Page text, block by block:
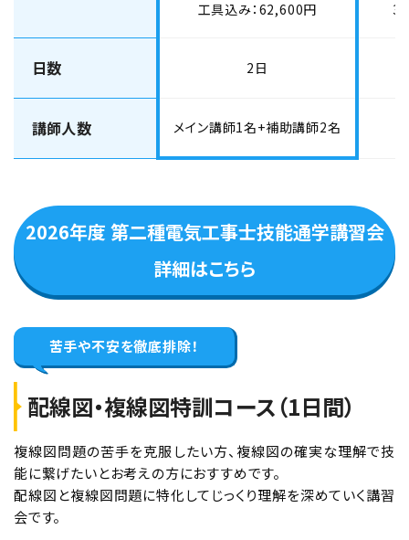
学科コース（2日間）
名古屋元気でんき校【下期】第二種電気工事士
空席あり
学科コース（2日間）
大阪会場【下期】第二種電気工事士学科試験
（CBT・筆記）対策 10月1日・2日開催
空席あり
北海道札幌校 学科コース（2日間）
工具込み：62,600円
日数 2日
講師人数 メイン講師1名+補助講師2名
2026年度 第二種電気工事士技能通学講習会
詳細はこちら
苦手や不安を徹底排除！
配線図・複線図特訓コース（1日間）
複線図問題の苦手を克服したい方、複線図の確実な理解で技
能に繋げたいとお考えの方におすすめです。
配線図と複線図問題に特化してじっくり理解を深めていく講習
会です。